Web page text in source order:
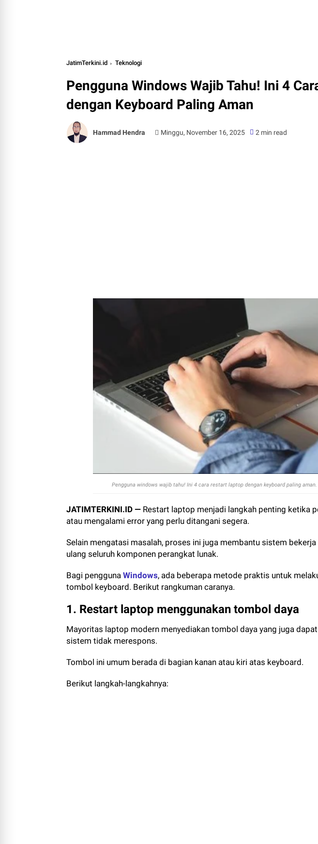
JatimTerkini.id Teknologi
Pengguna Windows Wajib Tahu! Ini 4
dengan Keyboard Paling Aman
Hammad Hendra Minggu, November 16, 2025 2 min read
Pengguna windows wajib tahu! Ini 4 cara restart laptop dengan keyboard paling
JATIMTERKINI.ID — Restart laptop menjadi langkah penting ketika
atau mengalami error yang perlu ditangani segera.
Selain mengatasi masalah, proses ini juga membantu sistem
ulang seluruh komponen perangkat lunak.
Bagi pengguna Windows, ada beberapa metode praktis untuk
tombol keyboard. Berikut rangkuman caranya.
1. Restart laptop menggunakan tombol daya
Mayoritas laptop modern menyediakan tombol daya yang juga
sistem tidak merespons.
Tombol ini umum berada di bagian kanan atau kiri atas keyboard.
Berikut langkah-langkahnya: